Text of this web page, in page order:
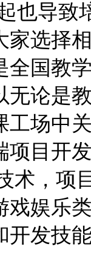
导致
家选择
全国教
无论是
工场中
项目开
术，项
戏娱乐
开发技